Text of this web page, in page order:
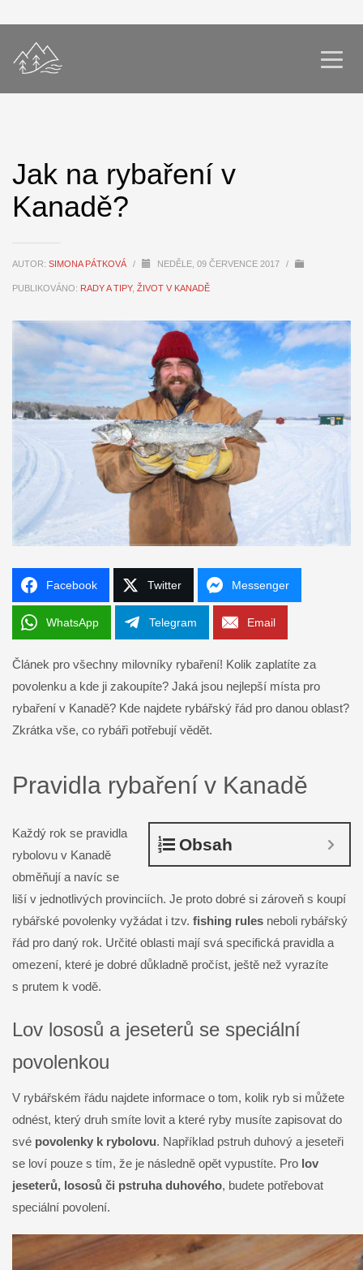
Jak na rybaření v
Kanadě?
AUTOR: SIMONA PÁTKOVÁ / NEDĚLE, 09 ČERVENCE 2017 /
PUBLIKOVÁNO: RADY A TIPY, ŽIVOT V KANADĚ
Facebook Twitter Messenger
WhatsApp Telegram Email
Článek pro všechny milovníky rybaření! Kolik zaplatíte za
povolenku a kde ji zakoupíte? Jaká jsou nejlepší místa pro
rybaření v Kanadě? Kde najdete rybářský řád pro danou oblast?
Zkrátka vše, co rybáři potřebují vědět.
Pravidla rybaření v Kanadě
Obsah
Každý rok se pravidla
rybolovu v Kanadě
obměňují a navíc se
liší v jednotlivých provinciích. Je proto dobré si zároveň s koupí
rybářské povolenky vyžádat i tzv. fishing rules neboli rybářský
řád pro daný rok. Určité oblasti mají svá specifická pravidla a
omezení, které je dobré důkladně pročíst, ještě než vyrazíte
s prutem k vodě.
Lov lososů a jeseterů se speciální
povolenkou
V rybářském řádu najdete informace o tom, kolik ryb si můžete
odnést, který druh smíte lovit a které ryby musíte zapisovat do
své povolenky k rybolovu. Například pstruh duhový a jeseteři
se loví pouze s tím, že je následně opět vypustíte. Pro lov
jeseterů, lososů či pstruha duhového, budete potřebovat
speciální povolení.